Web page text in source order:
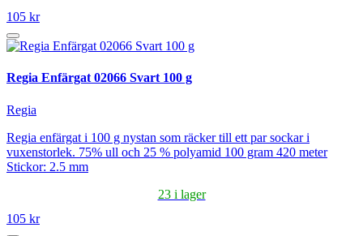
105 kr
Regia Enfärgat 02066 Svart 100 g
Regia
Regia enfärgat i 100 g nystan som räcker till ett par sockar i
vuxenstorlek. 75% ull och 25 % polyamid 100 gram 420 meter
Stickor: 2.5 mm
23 i lager
105 kr